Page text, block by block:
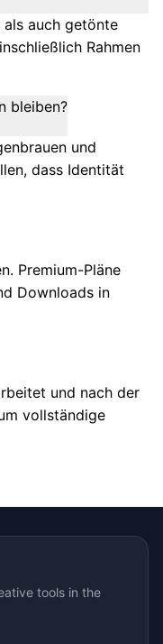
auch getönte
Rahmen
bleiben?
und
dass Identität
Premium-Pläne
Downloads in
und nach der
vollständige
tools in the